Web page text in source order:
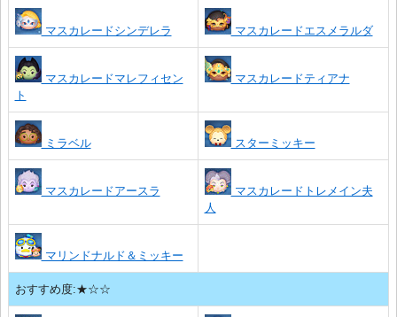
マスカレードシンデレラ マスカレードエスメラルダ
マスカレードマレフィセン
ト
マスカレードティアナ
ミラベル スターミッキー
マスカレードアースラ
マスカレードトレメイン夫
人
マリンドナルド＆ミッキー
おすすめ度:★☆☆